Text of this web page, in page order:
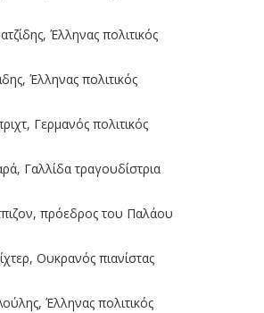
Έλληνας πολιτικός
Έλληνας πολιτικός
Γερμανός πολιτικός
Γαλλίδα τραγουδίστρια
πρόεδρος του Παλάου
Ουκρανός πιανίστας
Έλληνας πολιτικός